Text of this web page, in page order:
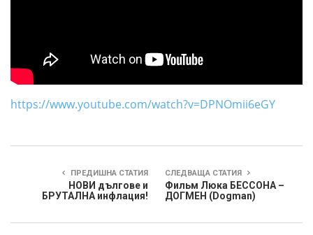
https://www.youtube.com/watch?v=DPNOmii6eGY
ПРЕДИШНА СТАТИЯ
НОВИ дългове и
БРУТАЛНА инфлация!
СЛЕДВАЩА СТАТИЯ
Фильм Люка БЕССОНА –
ДОГМЕН (Dogman)